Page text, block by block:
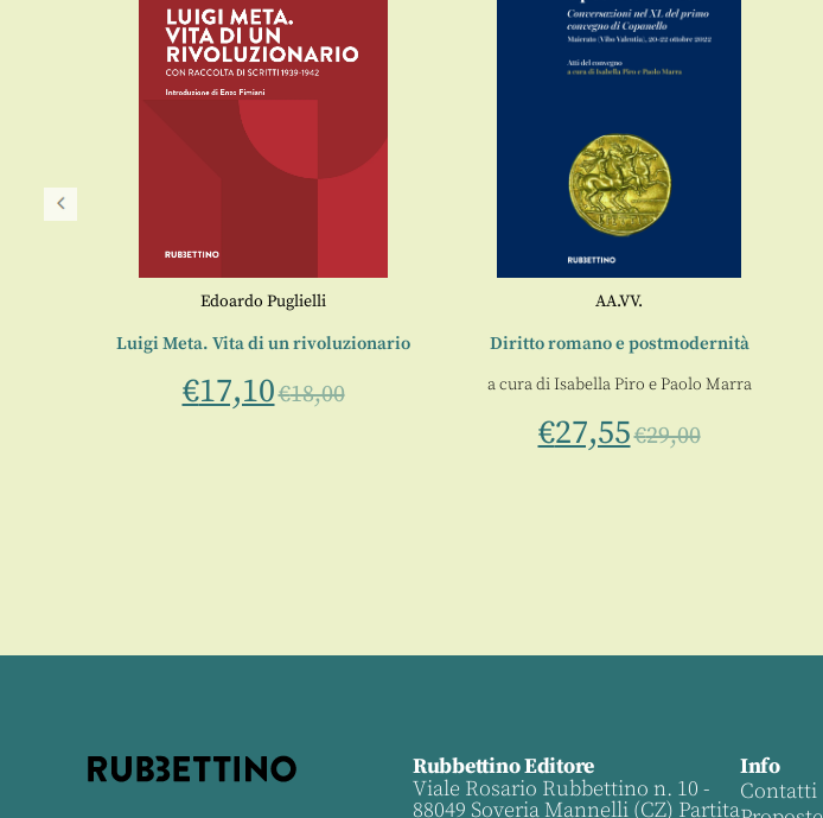
Edoardo Puglielli
Luigi Meta. Vita di un rivoluzionario
€17,10€18,00
AA.VV.
Diritto romano e postmodernità
a cura diIsabella Piro ePaolo Marra
€27,55€29,00
Rubbettino Editore
Viale Rosario Rubbettino n. 10 -
88049 Soveria Mannelli (CZ) Partita
Info
Contatti